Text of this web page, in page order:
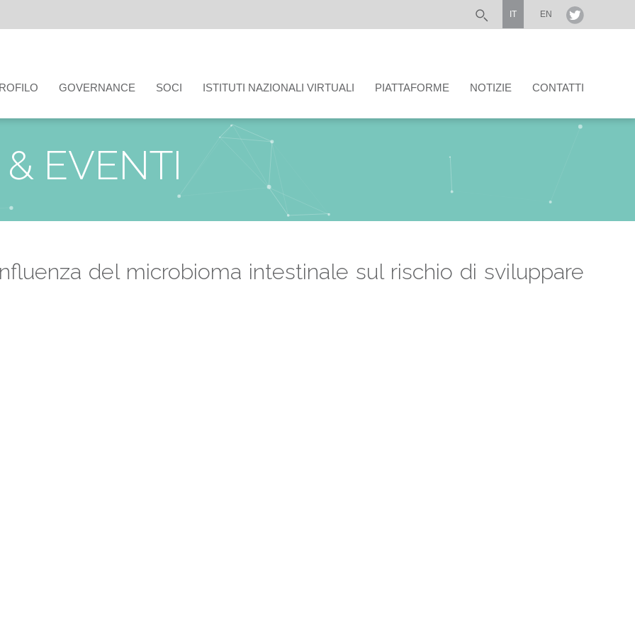
IT EN
GOVERNANCE SOCI ISTITUTI NAZIONALI VIRTUALI PIATTAFORME NOTIZIE CONTATTI
EVENTI
del microbioma intestinale sul rischio di sviluppare